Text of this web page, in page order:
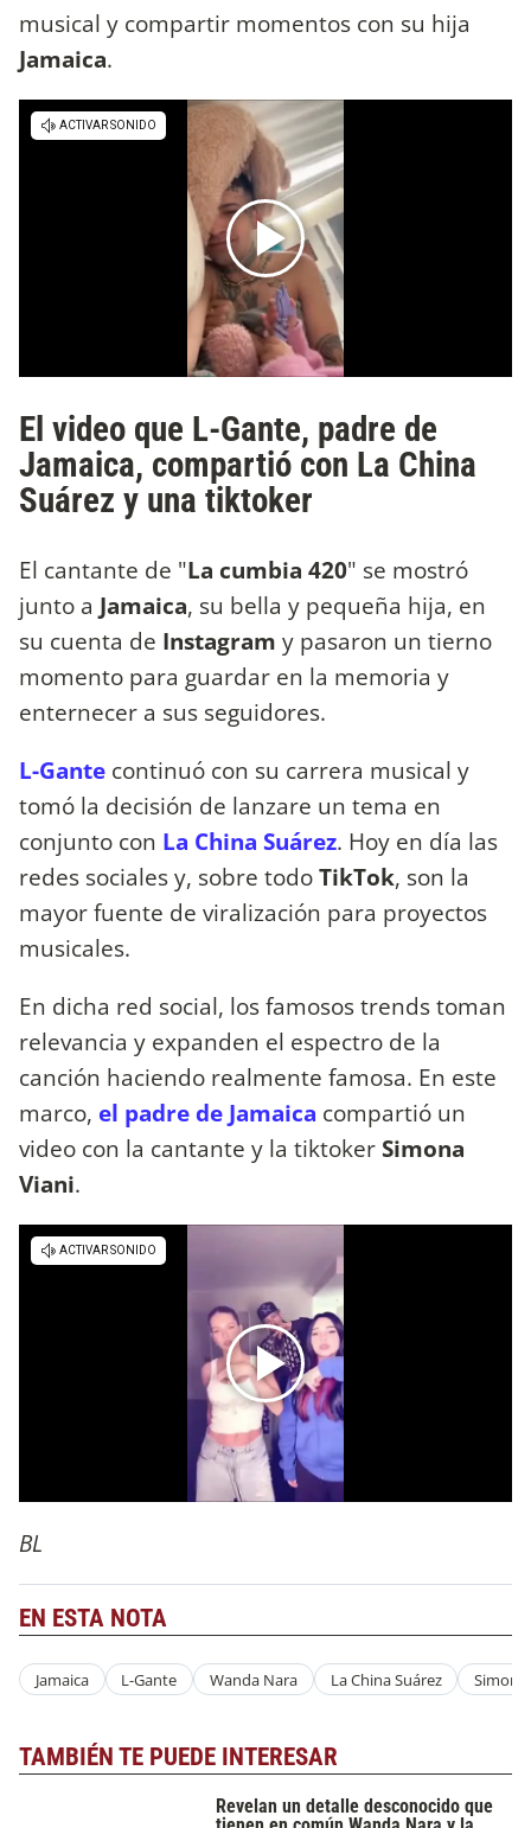
musical y compartir momentos con su hija
Jamaica.
El video que L-Gante, padre de
Jamaica, compartió con La China
Suárez y una tiktoker
El cantante de "La cumbia 420" se mostró
junto a Jamaica, su bella y pequeña hija, en
su cuenta de Instagram y pasaron un tierno
momento para guardar en la memoria y
enternecer a sus seguidores.
L-Gante continuó con su carrera musical y
tomó la decisión de lanzare un tema en
conjunto con La China Suárez. Hoy en día las
redes sociales y, sobre todoTikTok, son la
mayor fuente de viralización para proyectos
musicales.
En dicha red social, los famosos trends toman
relevancia y expanden el espectro de la
canción haciendo realmente famosa. En este
marco, el padre de Jamaica compartió un
video con la cantante y la tiktokerSimona
Viani.
BL
EN ESTA NOTA
Jamaica L-Gante Wanda Nara La China Suárez Simona
TAMBIÉN TE PUEDE INTERESAR
Revelan un detalle desconocido que